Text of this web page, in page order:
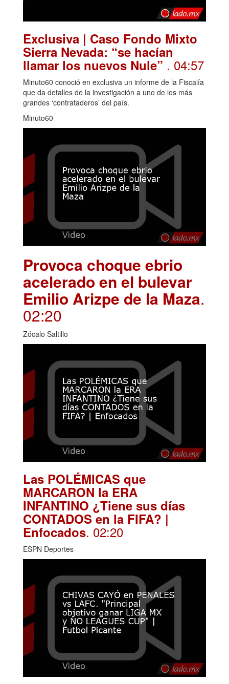
Exclusiva | Caso Fondo Mixto
Sierra Nevada: “se hacían
llamar los nuevos Nule” . 04:57
Minuto60 conoció en exclusiva un informe de la Fiscalía
que da detalles de la investigación a uno de los más
grandes ‘contrataderos’ del país.
Minuto60
Provoca choque ebrio
acelerado en el bulevar
Emilio Arizpe de la Maza.
02:20
Zócalo Saltillo
Las POLÉMICAS que
MARCARON la ERA
INFANTINO ¿Tiene sus días
CONTADOS en la FIFA? |
Enfocados. 02:20
ESPN Deportes